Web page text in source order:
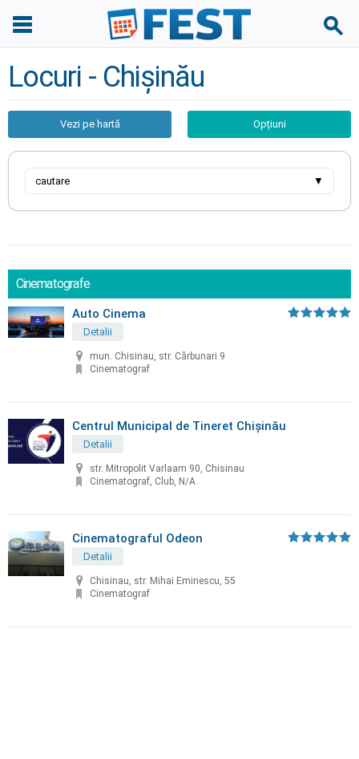
Locuri - Chișinău
Vezi pe hartă Opțiuni
cautare ▼
Cinematografe
Auto Cinema
Detalii
mun. Chisinau, str. Cărbunari 9
Cinematograf
Centrul Municipal de Tineret Chișinău
Detalii
str. Mitropolit Varlaam 90, Chisinau
Cinematograf, Club, N/A
Cinematograful Odeon
Detalii
Chisinau, str. Mihai Eminescu, 55
Cinematograf